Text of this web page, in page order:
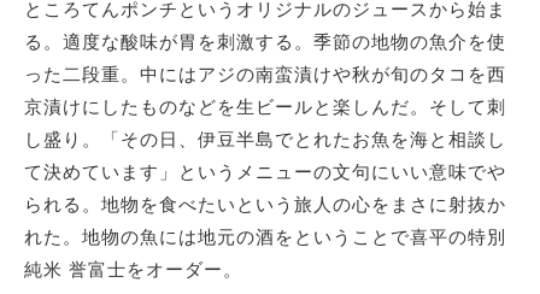
ところてんポンチというオリジナルのジュースから始ま
る。適度な酸味が胃を刺激する。季節の地物の魚介を使
った二段重。中にはアジの南蛮漬けや秋が旬のタコを西
京漬けにしたものなどを生ビールと楽しんだ。そして刺
し盛り。「その日、伊豆半島でとれたお魚を海と相談し
て決めています」というメニューの文句にいい意味でや
られる。地物を食べたいという旅人の心をまさに射抜か
れた。地物の魚には地元の酒をということで喜平の特別
純米 誉富士をオーダー。